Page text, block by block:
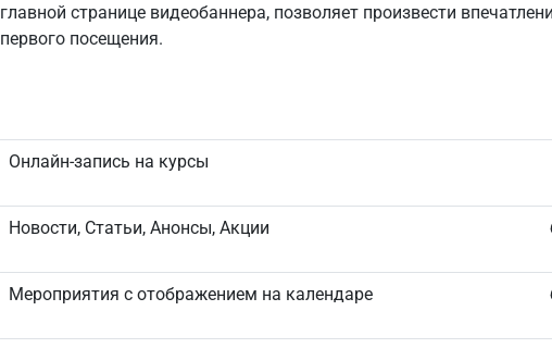
главной странице видеобаннера, позволяет произвести
первого посещения.
Онлайн-запись на курсы
Новости, Статьи, Анонсы, Акции
Мероприятия с отображением на календаре